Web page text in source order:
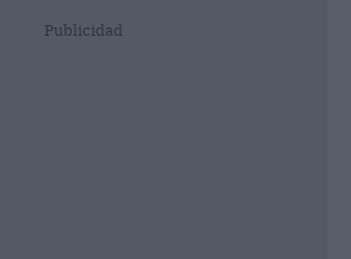
Publicidad